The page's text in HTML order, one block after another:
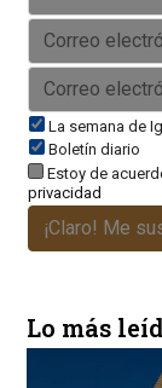
La semana de
Boletín diario
Estoy de
privacidad
¡Claro! Me
Lo más